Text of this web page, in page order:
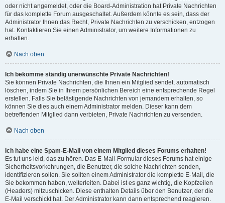
oder nicht angemeldet, oder die Board-Administration hat Private Nachrichten
für das komplette Forum ausgeschaltet. Außerdem könnte es sein, dass der
Administrator Ihnen das Recht, Private Nachrichten zu verschicken, entzogen
hat. Kontaktieren Sie einen Administrator, um weitere Informationen zu
erhalten.
Nach oben
Ich bekomme ständig unerwünschte Private Nachrichten!
Sie können Private Nachrichten, die Ihnen ein Mitglied sendet, automatisch
löschen, indem Sie in Ihrem persönlichen Bereich eine entsprechende Regel
erstellen. Falls Sie belästigende Nachrichten von jemandem erhalten, so
können Sie dies auch einem Administrator melden. Dieser kann dem
betreffenden Mitglied dann verbieten, Private Nachrichten zu versenden.
Nach oben
Ich habe eine Spam-E-Mail von einem Mitglied dieses Forums erhalten!
Es tut uns leid, das zu hören. Das E-Mail-Formular dieses Forums hat einige
Sicherheitsvorkehrungen, die Benutzer, die solche Nachrichten senden,
identifizieren sollen. Sie sollten einem Administrator die komplette E-Mail, die
Sie bekommen haben, weiterleiten. Dabei ist es ganz wichtig, die Kopfzeilen
(Headers) mitzuschicken. Diese enthalten Details über den Benutzer, der die
E-Mail verschickt hat. Der Administrator kann dann entsprechend reagieren.